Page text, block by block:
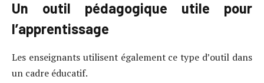
Un outil pédagogique utile pour
l’apprentissage
Les enseignants utilisent également ce type d’outil dans
un cadre éducatif.